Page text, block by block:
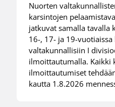
Nuorten
karsintojen
jatkuvat samalla tavalla
16-, 17- ja 19-
valtakunnallisiin I
ilmoittautumalla. Kaikki
ilmoittautumiset
kautta 1.8.2026